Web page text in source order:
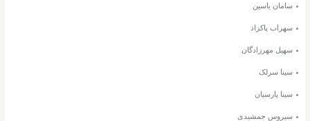
سامان یاسین
سهراب پاکزاد
سهیل مهرزادگان
سینا سرلک
سینا پارسیان
سیروس جمشیدی